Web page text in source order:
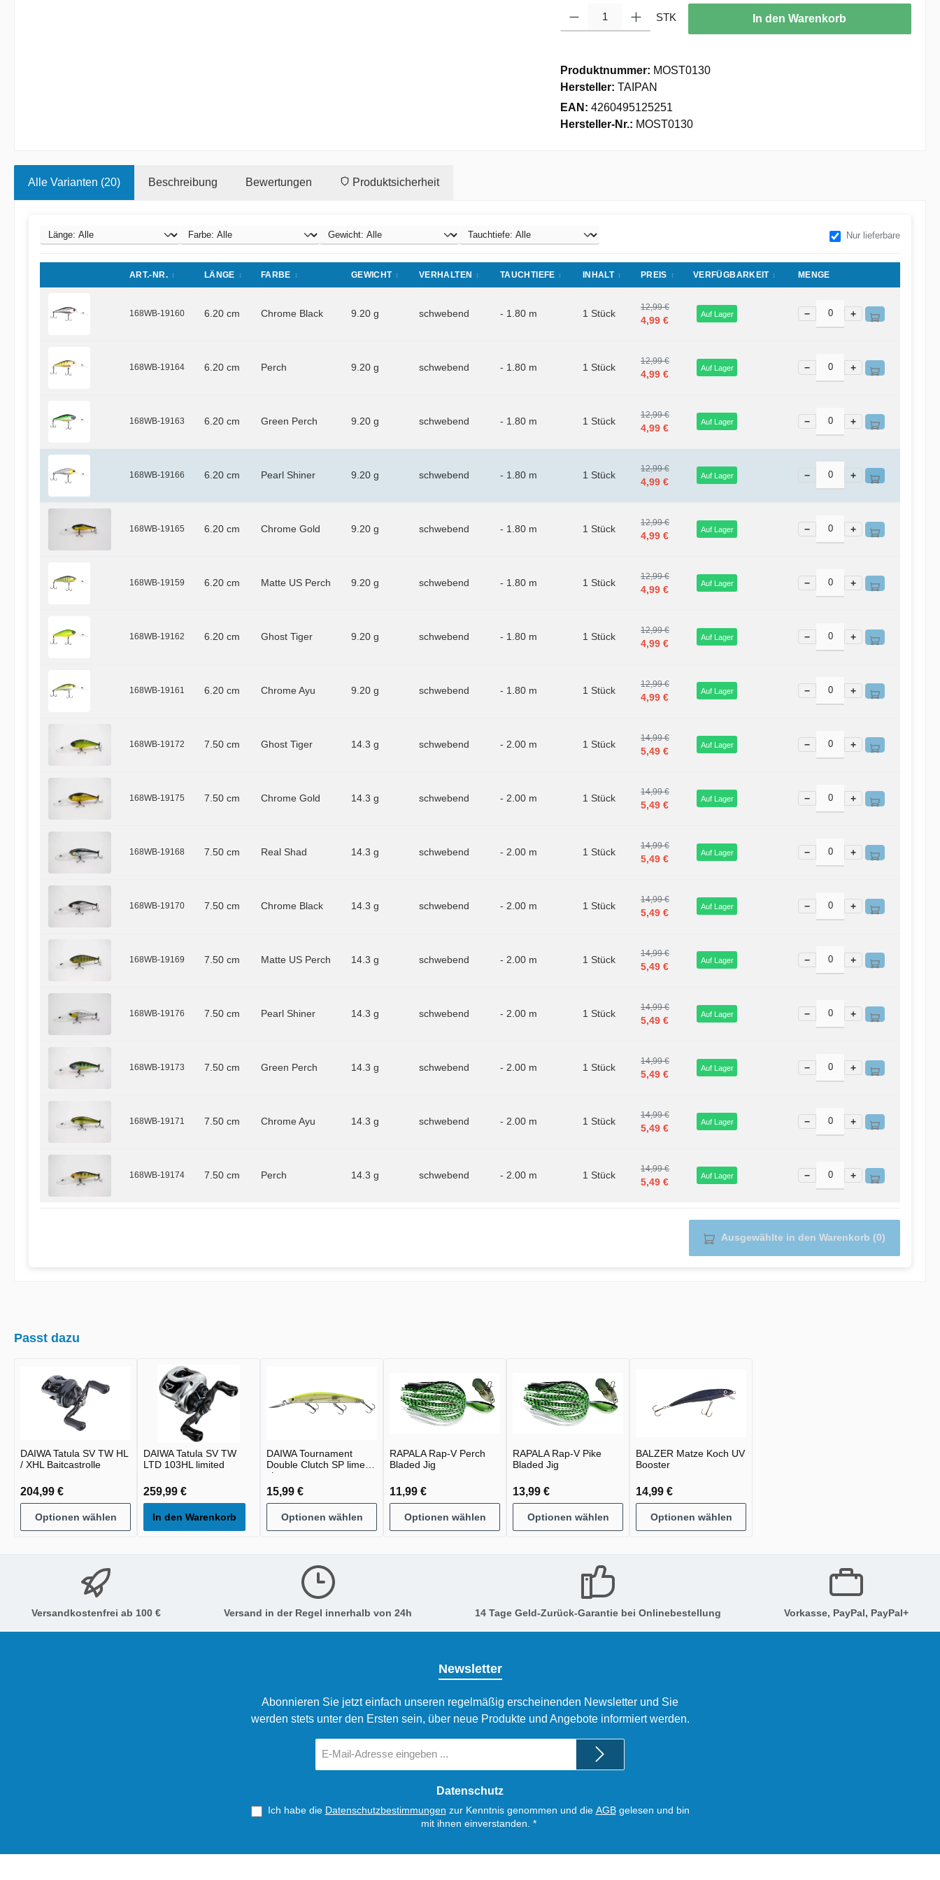
Produkt Anzahl: Gib den gewünschten Wert ein oder benutze die Schaltflächen um
STK In den Warenkorb
Produktnummer: MOST0130
Hersteller: TAIPAN
EAN: 4260495125251
Hersteller-Nr.: MOST0130
Alle Varianten (20) Beschreibung Bewertungen Produktsicherheit
Nur lieferbare
ART.-NR. LÄNGE FARBE GEWICHT VERHALTEN TAUCHTIEFE INHALT PREIS VERFÜGBARKEIT MENGE
168WB-19160 6.20 cm Chrome Black 9.20 g schwebend - 1.80 m 1 Stück
12,99 €
4,99 €
Auf Lager − +
168WB-19164 6.20 cm Perch 9.20 g schwebend - 1.80 m 1 Stück
12,99 €
4,99 €
Auf Lager − +
168WB-19163 6.20 cm Green Perch 9.20 g schwebend - 1.80 m 1 Stück
12,99 €
4,99 €
Auf Lager − +
168WB-19166 6.20 cm Pearl Shiner 9.20 g schwebend - 1.80 m 1 Stück
12,99 €
4,99 €
Auf Lager − +
168WB-19165 6.20 cm Chrome Gold 9.20 g schwebend - 1.80 m 1 Stück
12,99 €
4,99 €
Auf Lager − +
168WB-19159 6.20 cm Matte US Perch 9.20 g schwebend - 1.80 m 1 Stück
12,99 €
4,99 €
Auf Lager − +
168WB-19162 6.20 cm Ghost Tiger 9.20 g schwebend - 1.80 m 1 Stück
12,99 €
4,99 €
Auf Lager − +
168WB-19161 6.20 cm Chrome Ayu 9.20 g schwebend - 1.80 m 1 Stück
12,99 €
4,99 €
Auf Lager − +
168WB-19172 7.50 cm Ghost Tiger 14.3 g schwebend - 2.00 m 1 Stück
14,99 €
5,49 €
Auf Lager − +
168WB-19175 7.50 cm Chrome Gold 14.3 g schwebend - 2.00 m 1 Stück
14,99 €
5,49 €
Auf Lager − +
168WB-19168 7.50 cm Real Shad 14.3 g schwebend - 2.00 m 1 Stück
14,99 €
5,49 €
Auf Lager − +
168WB-19170 7.50 cm Chrome Black 14.3 g schwebend - 2.00 m 1 Stück
14,99 €
5,49 €
Auf Lager − +
168WB-19169 7.50 cm Matte US Perch 14.3 g schwebend - 2.00 m 1 Stück
14,99 €
5,49 €
Auf Lager − +
168WB-19176 7.50 cm Pearl Shiner 14.3 g schwebend - 2.00 m 1 Stück
14,99 €
5,49 €
Auf Lager − +
168WB-19173 7.50 cm Green Perch 14.3 g schwebend - 2.00 m 1 Stück
14,99 €
5,49 €
Auf Lager − +
168WB-19171 7.50 cm Chrome Ayu 14.3 g schwebend - 2.00 m 1 Stück
14,99 €
5,49 €
Auf Lager − +
168WB-19174 7.50 cm Perch 14.3 g schwebend - 2.00 m 1 Stück
14,99 €
5,49 €
Auf Lager − +
Ausgewählte in den Warenkorb (0)
Passt dazu
DAIWA Tatula SV TW HL
/ XHL Baitcastrolle
204,99 €
Optionen wählen
DAIWA Tatula SV TW
LTD 103HL limited
259,99 €
In den Warenkorb
DAIWA Tournament
Double Clutch SP lime
chart
15,99 €
Optionen wählen
RAPALA Rap-V Perch
Bladed Jig
11,99 €
Optionen wählen
RAPALA Rap-V Pike
Bladed Jig
13,99 €
Optionen wählen
BALZER Matze Koch UV
Booster
14,99 €
Optionen wählen
Versandkostenfrei ab 100 € Versand in der Regel innerhalb von 24h 14 Tage Geld-Zurück-Garantie bei Onlinebestellung Vorkasse, PayPal, PayPal+
Newsletter
Abonnieren Sie jetzt einfach unseren regelmäßig erscheinenden Newsletter und Sie
werden stets unter den Ersten sein, über neue Produkte und Angebote informiert werden.
Mail-
Datenschutz
Ich habe die Datenschutzbestimmungen zur Kenntnis genommen und die AGBgelesen und bin
mit ihnen einverstanden. *